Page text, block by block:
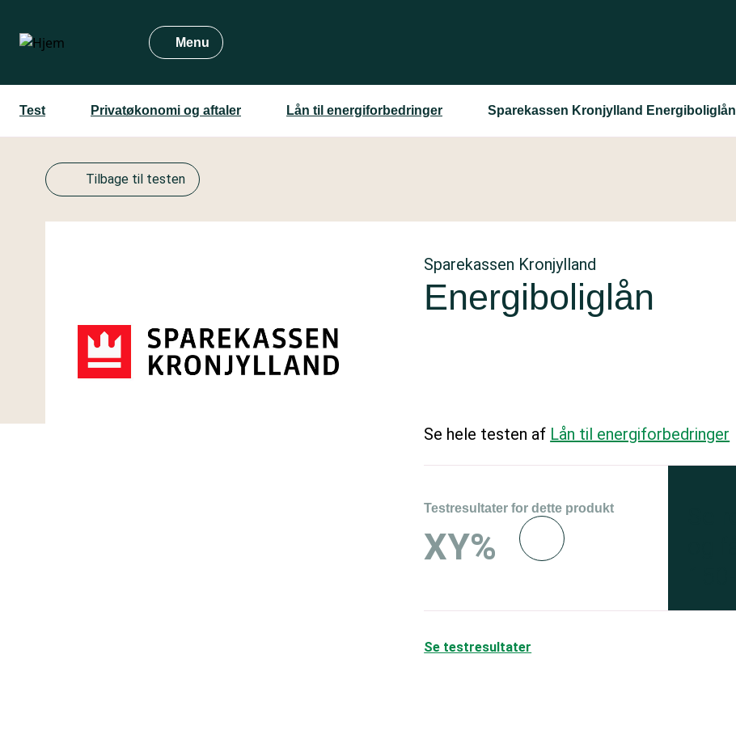
hovedindhold
Menu
Test Privatøkonomi og aftaler Lån til energiforbedringer Sparekassen Kronjylland Energiboliglån
Tilbage til testen
Sparekassen Kronjylland
Energiboliglån
Se hele testen af Lån til energiforbedringer
Testresultater for dette produkt
XY%
Se testresultater